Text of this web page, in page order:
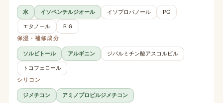
水 イソペンチルジオール イソプロパノール PG
エタノール
ＢＧ
保湿・補修成分
ソルビトール アルギニン ジパルミチン酸アスコルビル
トコフェロール
シリコン
ジメチコン
アミノプロピルジメチコン